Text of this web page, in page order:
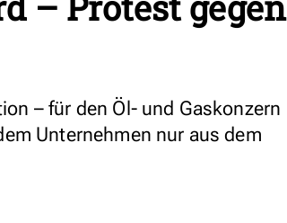
– für den Öl- und Gaskonzern
Unternehmen nur aus dem